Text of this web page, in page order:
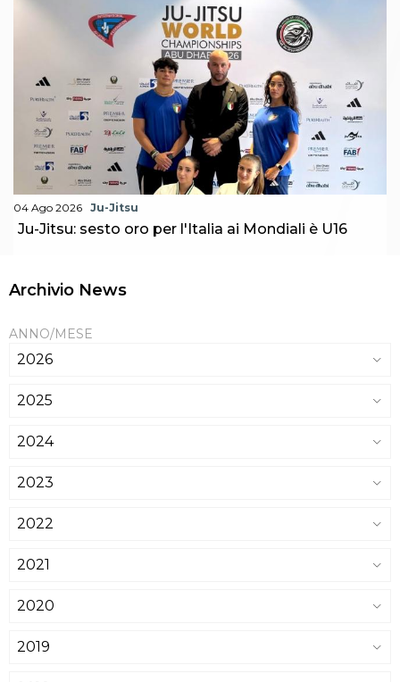
04 Ago 2026 Ju-Jitsu
Ju-Jitsu: sesto oro per l'Italia ai Mondiali è U16
Archivio News
ANNO/MESE
2026
2025
2024
2023
2022
2021
2020
2019